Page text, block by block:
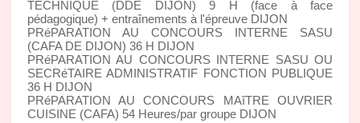
TECHNIQUE (DDE DIJON) 9 H (face à face
pédagogique) + entraînements à l'épreuve DIJON
PRéPARATION AU CONCOURS INTERNE SASU
(CAFA DE DIJON) 36 H DIJON
PRéPARATION AU CONCOURS INTERNE SASU OU
SECRéTAIRE ADMINISTRATIF FONCTION PUBLIQUE
36 H DIJON
PRéPARATION AU CONCOURS MAîTRE OUVRIER
CUISINE (CAFA) 54 Heures/par groupe DIJON